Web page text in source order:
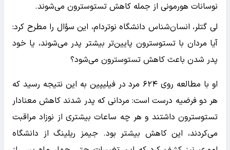
نوسانات هورمونی از جمله کاهش تستوسترون می‌شوند.
لی گتلر، انسان‌شناس دانشگاه نوتردام، این سؤال را مطرح کرد:
آیا مردان با تستوسترون پایین‌تر بیشتر پدر می‌شوند، یا خود
پدر شدن باعث کاهش تستوسترون می‌شود؟
او با مطالعه روی ۶۲۴ مرد در فیلیپین به این نتیجه رسید که
هر دو فرضیه درست است: مردانی که پدر شدند کاهش معنادار
تستوسترون داشتند و هر چه ساعات بیشتری از نوزاد مراقبت
می‌کردند، این کاهش بیشتر بود. جیمز ریلینگ از دانشگاه